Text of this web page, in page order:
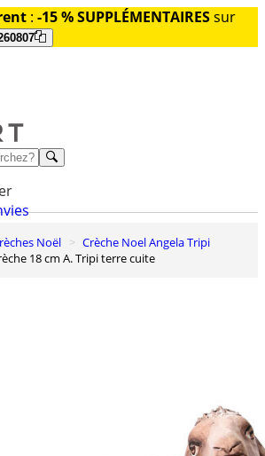
: -15 % SUPPLÉMENTAIRESsur
Crèches Noël
Crèche Noel Angela Tripi
18 cm A. Tripi terre cuite